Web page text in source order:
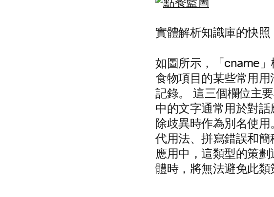
實體解析知識庫的快照
如圖所示，「cname
食物項目的某些常用
記錄。 這三個欄位主
中的文字通常用於對
除歧異時作為別名使
代用法、拼寫錯誤和
應用中，這類型的策
體時，將無法避免此類